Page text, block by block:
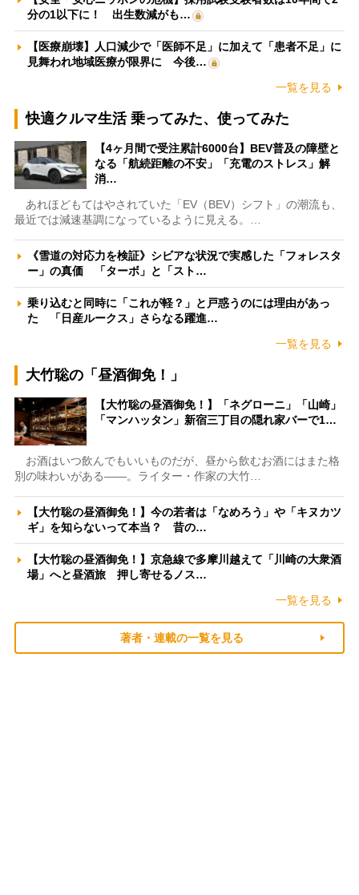
分の1以下に！ 出生数減がも…
【医療崩壊】人口減少で「医師不足」に加えて「患者不足」に
見舞われ地域医療が限界に 今後…
一覧を見る
快適クルマ生活 乗ってみた、使ってみた
【4ヶ月間で受注累計6000台】BEV普及の障壁と
なる「航続距離の不安」「充電のストレス」解
消…
あれほどもてはやされていた「EV（BEV）シフト」の潮流も、
最近では減速基調になっているように見える。…
《雪道の対応力を検証》シビアな状況で実感した「フォレスタ
ー」の真価 「ターボ」と「スト…
乗り込むと同時に「これが軽？」と戸惑うのには理由があっ
た 「日産ルークス」さらなる躍進…
一覧を見る
大竹聡の「昼酒御免！」
【大竹聡の昼酒御免！】「ネグローニ」「山崎」
「マンハッタン」新宿三丁目の隠れ家バーで1…
お酒はいつ飲んでもいいものだが、昼から飲むお酒にはまた格
別の味わいがある――。ライター・作家の大竹…
【大竹聡の昼酒御免！】今の若者は「なめろう」や「キヌカツ
ギ」を知らないって本当？ 昔の…
【大竹聡の昼酒御免！】京急線で多摩川越えて「川崎の大衆酒
場」へと昼酒旅 押し寄せるノス…
一覧を見る
著者・連載の一覧を見る